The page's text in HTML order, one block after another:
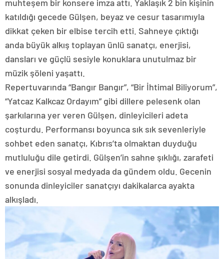
muhteşem bir konsere imza attı. Yaklaşık 2 bin kişinin
katıldığı gecede Gülşen, beyaz ve cesur tasarımıyla
dikkat çeken bir elbise tercih etti. Sahneye çıktığı
anda büyük alkış toplayan ünlü sanatçı, enerjisi,
dansları ve güçlü sesiyle konuklara unutulmaz bir
müzik şöleni yaşattı.
Repertuvarında “Bangır Bangır”, “Bir İhtimal Biliyorum”,
“Yatcaz Kalkcaz Ordayım” gibi dillere pelesenk olan
şarkılarına yer veren Gülşen, dinleyicileri adeta
coşturdu. Performansı boyunca sık sık sevenleriyle
sohbet eden sanatçı, Kıbrıs’ta olmaktan duyduğu
mutluluğu dile getirdi. Gülşen’in sahne şıklığı, zarafeti
ve enerjisi sosyal medyada da gündem oldu. Gecenin
sonunda dinleyiciler sanatçıyı dakikalarca ayakta
alkışladı.